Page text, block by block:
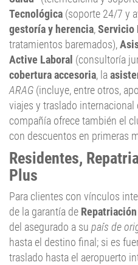
Tecnológica (soporte 24/7 y
gestoría y herencia,Servicio
tratamientos baremados),
Active Laboral (consultoría
cobertura accesoria, la
ARAG (incluye, entre otros,
viajes y traslado
compañía ofrece también el
con descuentos en primeras
Residentes,
Plus
Para clientes con vínculos
de la garantía de Repatriación
del asegurado a su país de
hasta el destino final; si es
traslado hasta el aeropuerto